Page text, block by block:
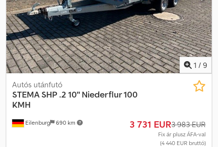
1 / 9
Eilenburg 690 km
Autós utánfutó
STEMA SHP .2 10" Niederflur 100
KMH
3 731 EUR3 983 EUR
Fix ár plusz ÁFA-val
(4 440 EUR bruttó)